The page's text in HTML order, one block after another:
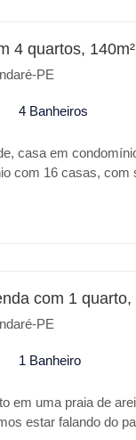
apresenta o que
em Tamandaré, o
sua excelente
*
* Copa para
TERRAZZA
4 quartos, 140m²
PE
4 Banheiros
casa em
com 16 casas, com
com 1 quarto,
PE
1 Banheiro
em uma praia de
estar falando do